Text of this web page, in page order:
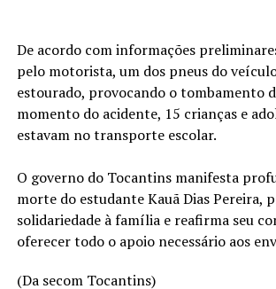
De acordo com informações
pelo motorista, um dos pneus do
estourado, provocando o tombamento
momento do acidente, 15 crianças e
estavam no transporte escolar.
O governo do Tocantins manifesta
morte do estudante Kauã Dias Pereira,
solidariedade à família e reafirma seu
oferecer todo o apoio necessário aos
(Da secom Tocantins)